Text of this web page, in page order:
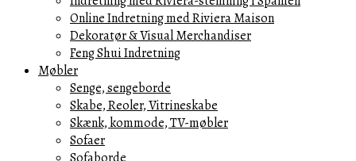
Online Indretning med Riviera Maison
Dekoratør & Visual Merchandiser
Feng Shui Indretning
Møbler
Senge, sengeborde
Skabe, Reoler, Vitrineskabe
Skænk, kommode, TV-møbler
Sofaer